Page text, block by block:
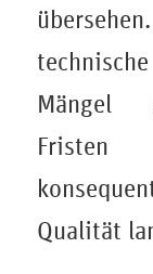
Mängel
Fristen
Qualität